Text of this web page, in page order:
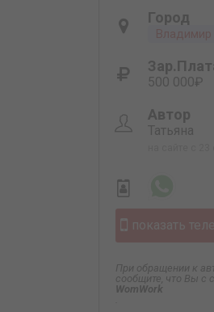
Город
Владимир
500 000₽
Автор
Татьяна
показать
При обращении к
сообщите, что Вы с
WomWork